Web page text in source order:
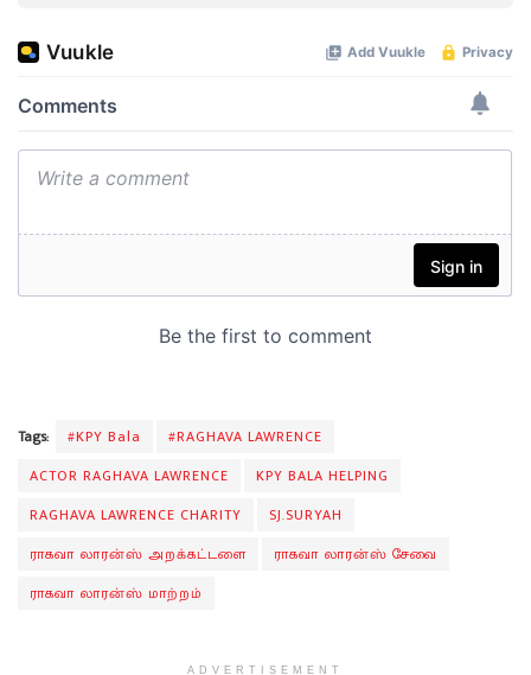
Tags: #KPY Bala
#RAGHAVA LAWRENCE
ACTOR RAGHAVA LAWRENCE
KPY BALA HELPING
RAGHAVA LAWRENCE CHARITY
SJ.SURYAH
ராகவா லாரன்ஸ் அறக்கட்டளை
ராகவா லாரன்ஸ் சேவை
ராகவா லாரன்ஸ் மாற்றம்
ADVERTISEMENT